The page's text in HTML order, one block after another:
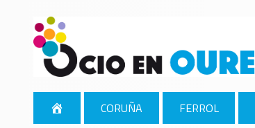
CORUÑA FERROL